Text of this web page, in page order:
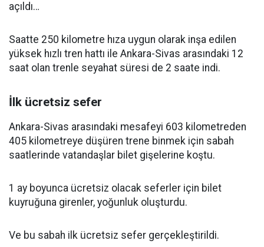
açıldı…
Saatte 250 kilometre hıza uygun olarak inşa edilen
yüksek hızlı tren hattı ile Ankara-Sivas arasındaki 12
saat olan trenle seyahat süresi de 2 saate indi.
İlk ücretsiz sefer
Ankara-Sivas arasındaki mesafeyi 603 kilometreden
405 kilometreye düşüren trene binmek için sabah
saatlerinde vatandaşlar bilet gişelerine koştu.
1 ay boyunca ücretsiz olacak seferler için bilet
kuyruğuna girenler, yoğunluk oluşturdu.
Ve bu sabah ilk ücretsiz sefer gerçekleştirildi.